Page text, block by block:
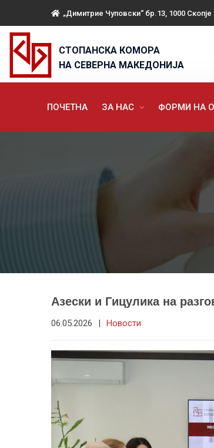
„Димитрие Чуповски“ бр.13, 1000 Скопје
СТОПАНСКА КОМОРА
НА СЕВЕРНА МАКЕДОНИЈА
ПОЧЕТНА ЗА НАС ФОРМИ НА
Азески и Гицулика на
06.05.2026 | Новости